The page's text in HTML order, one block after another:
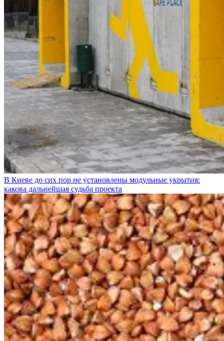
В Киеве до сих пор не установлены модульные укрытия:
какова дальнейшая судьба проекта